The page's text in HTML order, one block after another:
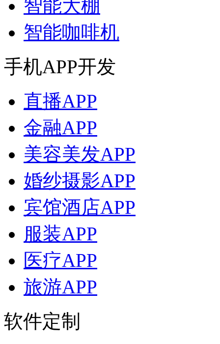
智能大棚
智能咖啡机
手机APP开发
直播APP
金融APP
美容美发APP
婚纱摄影APP
宾馆酒店APP
服装APP
医疗APP
旅游APP
软件定制